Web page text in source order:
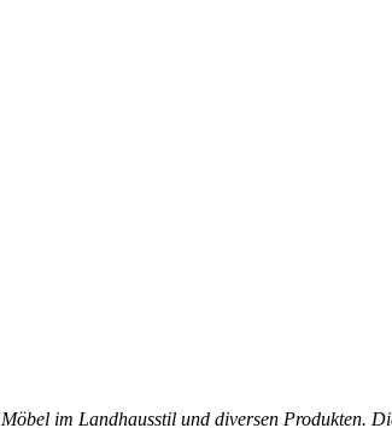
im Landhausstil und diversen Produkten.